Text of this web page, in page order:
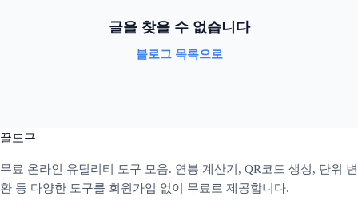
글을 찾을 수 없습니다
블로그 목록으로
꿀도구
무료 온라인 유틸리티 도구 모음. 연봉 계산기, QR코드 생성, 단위 변
환 등 다양한 도구를 회원가입 없이 무료로 제공합니다.